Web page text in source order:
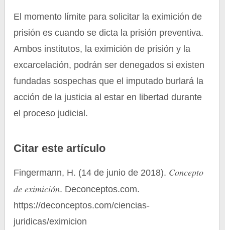
El momento límite para solicitar la eximición de
prisión es cuando se dicta la prisión preventiva.
Ambos institutos, la eximición de prisión y la
excarcelación, podrán ser denegados si existen
fundadas sospechas que el imputado burlará la
acción de la justicia al estar en libertad durante
el proceso judicial.
Citar este artículo
Fingermann, H. (14 de junio de 2018). Concepto
de eximición. Deconceptos.com.
https://deconceptos.com/ciencias-
juridicas/eximicion